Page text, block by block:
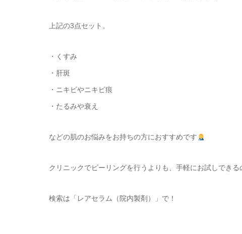
上記の3点セット。
・くすみ
・肝斑
・ニキビやニキビ痕
・たるみや衰え
などの肌のお悩みをお持ちの方におすすめです
クリニックでピーリングを行うよりも、手軽にお試しできる
検索は「レアセラム（院内製剤）」で！